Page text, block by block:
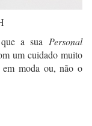
a sua Personal
um cuidado muito
moda ou, não o